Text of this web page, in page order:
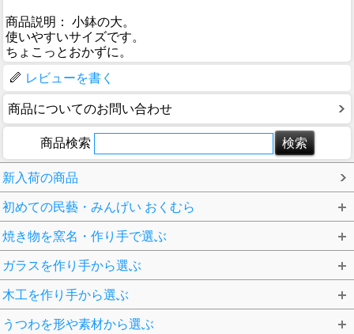
商品説明： 小鉢の大。
使いやすいサイズです。
ちょこっとおかずに。
レビューを書く
商品についてのお問い合わせ
商品検索
新入荷の商品
初めての民藝・みんげい おくむら
焼き物を窯名・作り手で選ぶ
ガラスを作り手から選ぶ
木工を作り手から選ぶ
うつわを形や素材から選ぶ